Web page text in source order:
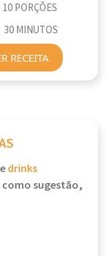
10 PORÇÕES
30 MINUTOS
RECEITA
drinks
como sugestão,